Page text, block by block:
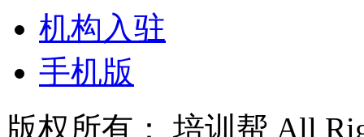
机构入驻
手机版
版权所有： 培训帮 All